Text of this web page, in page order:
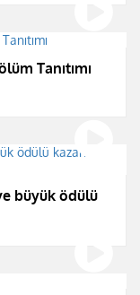
Tanıtımı
büyük ödülü